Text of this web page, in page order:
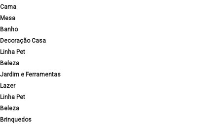
Cama
Mesa
Banho
Decoração Casa
Linha Pet
Beleza
Jardim e Ferramentas
Lazer
Linha Pet
Beleza
Brinquedos